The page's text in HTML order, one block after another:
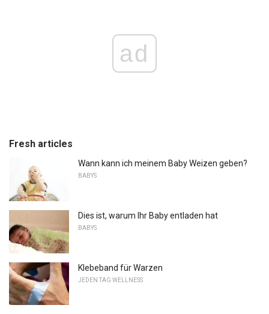
ad
Fresh articles
Wann kann ich meinem Baby Weizen geben?
BABYS
Dies ist, warum Ihr Baby entladen hat
BABYS
Klebeband für Warzen
JEDEN TAG WELLNESS